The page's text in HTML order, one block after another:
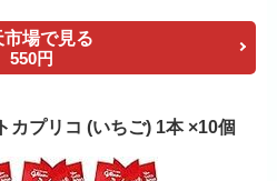
市場で見る
550円
カプリコ (いちご) 1本 ×10個